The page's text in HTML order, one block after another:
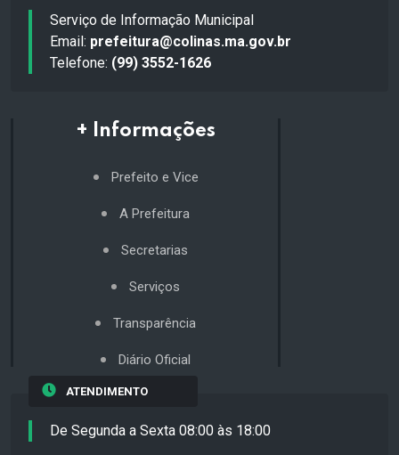
Serviço de Informação Municipal
Email: prefeitura@colinas.ma.gov.br
Telefone: (99) 3552-1626
+ Informações
Prefeito e Vice
A Prefeitura
Secretarias
Serviços
Transparência
Diário Oficial
ATENDIMENTO
De Segunda a Sexta 08:00 às 18:00